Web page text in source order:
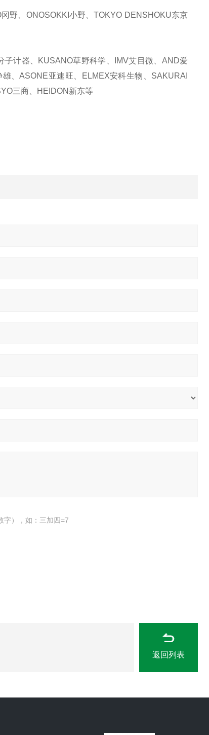
野、ONOSOKKI小野、TOKYO DENSHOKU东京
计器、KUSANO草野科学、IMV艾目微、AND爱
、ASONE亚速旺、ELMEX安科生物、SAKURAI
三商、HEIDON新东等
字），如：三加四=7
返回列表